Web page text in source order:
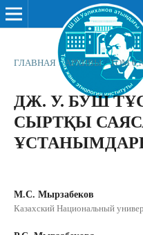
ГЛАВНАЯ / АРХИВЫ / ТОМ 6
ДЖ. У. БУШ
СЫРТҚЫ
М.С. Мырзабеков
Казахский Национальный